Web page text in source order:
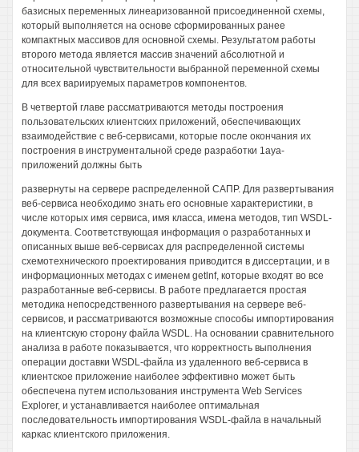
базисных переменных линеаризованной присоединенной схемы,
который выполняется на основе сформированных ранее
компактных массивов для основной схемы. Результатом работы
второго метода является массив значений абсолютной и
относительной чувствительности выбранной переменной схемы
для всех вариируемых параметров компонентов.
В четвертой главе рассматриваются методы построения
пользовательских клиентских приложений, обеспечивающих
взаимодействие с веб-сервисами, которые после окончания их
построения в инструментальной среде разработки 1ауа-
приложений должны быть
развернуты на сервере распределенной САПР. Для развертывания
веб-сервиса необходимо знать его основные характеристики, в
числе которых имя сервиса, имя класса, имена методов, тип WSDL-
документа. Соответствующая информация о разработанных и
описанных выше веб-сервисах для распределенной системы
схемотехнического проектирования приводится в диссертации, и в
информационных методах с именем getlnf, которые входят во все
разработанные веб-сервисы. В работе предлагается простая
методика непосредственного развертывания на сервере веб-
сервисов, и рассматриваются возможные способы импортирования
на клиентскую сторону файла WSDL. На основании сравнительного
анализа в работе показывается, что корректность выполнения
операции доставки WSDL-файла из удаленного веб-сервиса в
клиентское приложение наиболее эффективно может быть
обеспечена путем использования инструмента Web Services
Explorer, и устанавливается наиболее оптимальная
последовательность импортирования WSDL-файла в начальный
каркас клиентского приложения.